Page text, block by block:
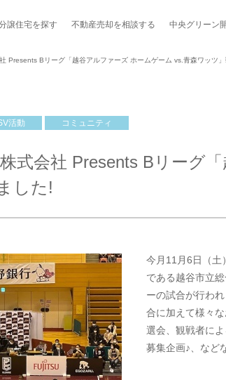
譲住宅を探す
ラスの分譲住宅
のチラシ
実績を見る
メルマガ登録
不動産売却を相談する 中央グリーン
し会議室
ァーズ応援サイト
シェルジュ
ッフ紹介
職種紹介
Presents Bリーグ「越谷アルファーズ ホームゲーム vs.青森ワッツ
活動 コミュニティ
式会社 Presents Bリーグ
した!
今月11月6日（土
である越谷市立
ーの試合が行わ
合に加えて様々
選会、観戦者に
募集企画♪、など